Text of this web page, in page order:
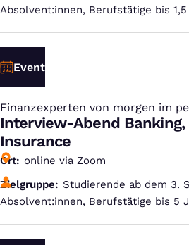
Absolvent:innen, Berufstätige bis
Event
Finanzexperten von morgen im
:
Interview-Abend Banking,
Insurance
Ort
online via Zoom
Zielgruppe
Studierende ab dem 3.
Absolvent:innen, Berufstätige bis 5